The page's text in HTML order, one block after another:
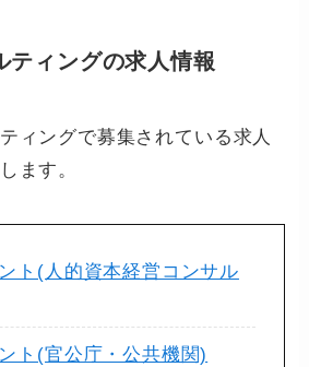
ティングの求人情報
ィングで募集されている求人
ます。
ト(人的資本経営コンサル
ト(官公庁・公共機関)